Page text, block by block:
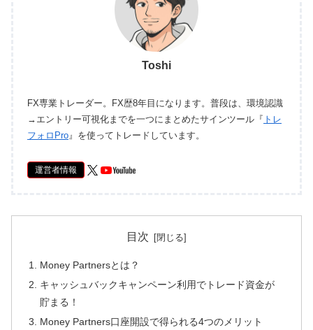
Toshi
FX専業トレーダー。FX歴8年目になります。普段は、環境認識
→エントリー可視化までを一つにまとめたサインツール『 トレ
フォロPro』を使ってトレードしています。
運営者情報
目次
Money Partnersとは？
キャッシュバックキャンペーン利用でトレード資金が
貯まる！
Money Partners口座開設で得られる4つのメリット